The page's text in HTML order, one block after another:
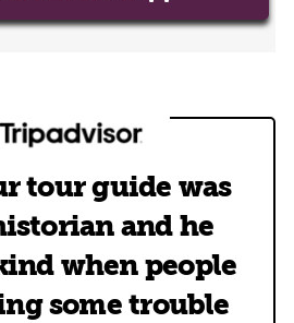
tour guide was
and he
when people
some trouble